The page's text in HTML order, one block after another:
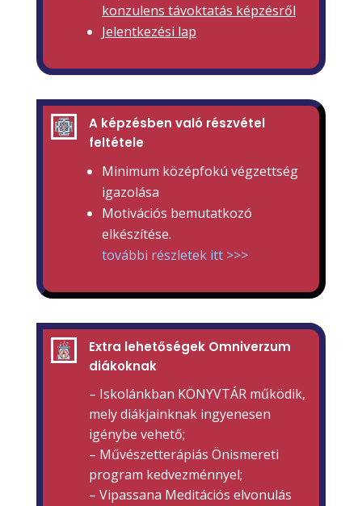
konzulens távoktatás képzésről
Jelentkezési lap
A képzésben való részvétel
feltétele
Minimum középfokú végzettség
igazolása
Motivációs bemutatkozó
elkészítése.
további részletek itt >>>
Extra lehetőségek Omniverzum
diákoknak
– Iskolánkban KÖNYVTÁR működik,
mely diákjainknak ingyenesen
igénybe vehető;
– Művészetterápiás Önismereti
program kedvezménnyel;
– Vipassana Meditációs elvonulás